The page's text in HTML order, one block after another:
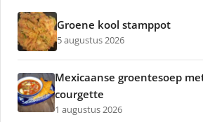
Groene kool stamppot
5 augustus 2026
Mexicaanse groentesoep
courgette
1 augustus 2026